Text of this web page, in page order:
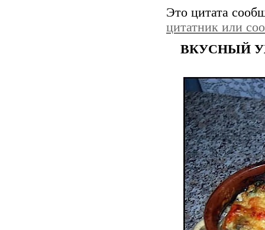
Это цитата
цитатник или
ВКУСНЫЙ